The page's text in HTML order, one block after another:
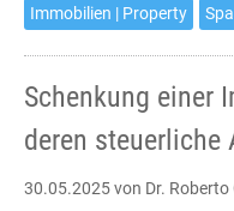
Was
Immobilien | Property
Schenkung einer
deren steuerliche
30.05.2025von Dr.